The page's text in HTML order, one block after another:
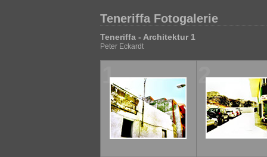
Teneriffa Fotogalerie
Teneriffa - Architektur 1
Peter Eckardt
1 2